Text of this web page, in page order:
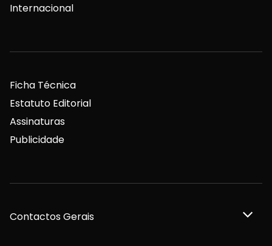
Internacional
Ficha Técnica
Estatuto Editorial
Assinaturas
Publicidade
Contactos Gerais